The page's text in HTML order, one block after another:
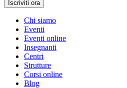
Iscriviti ora
Chi siamo
Eventi
Eventi online
Insegnanti
Centri
Strutture
Corsi online
Blog